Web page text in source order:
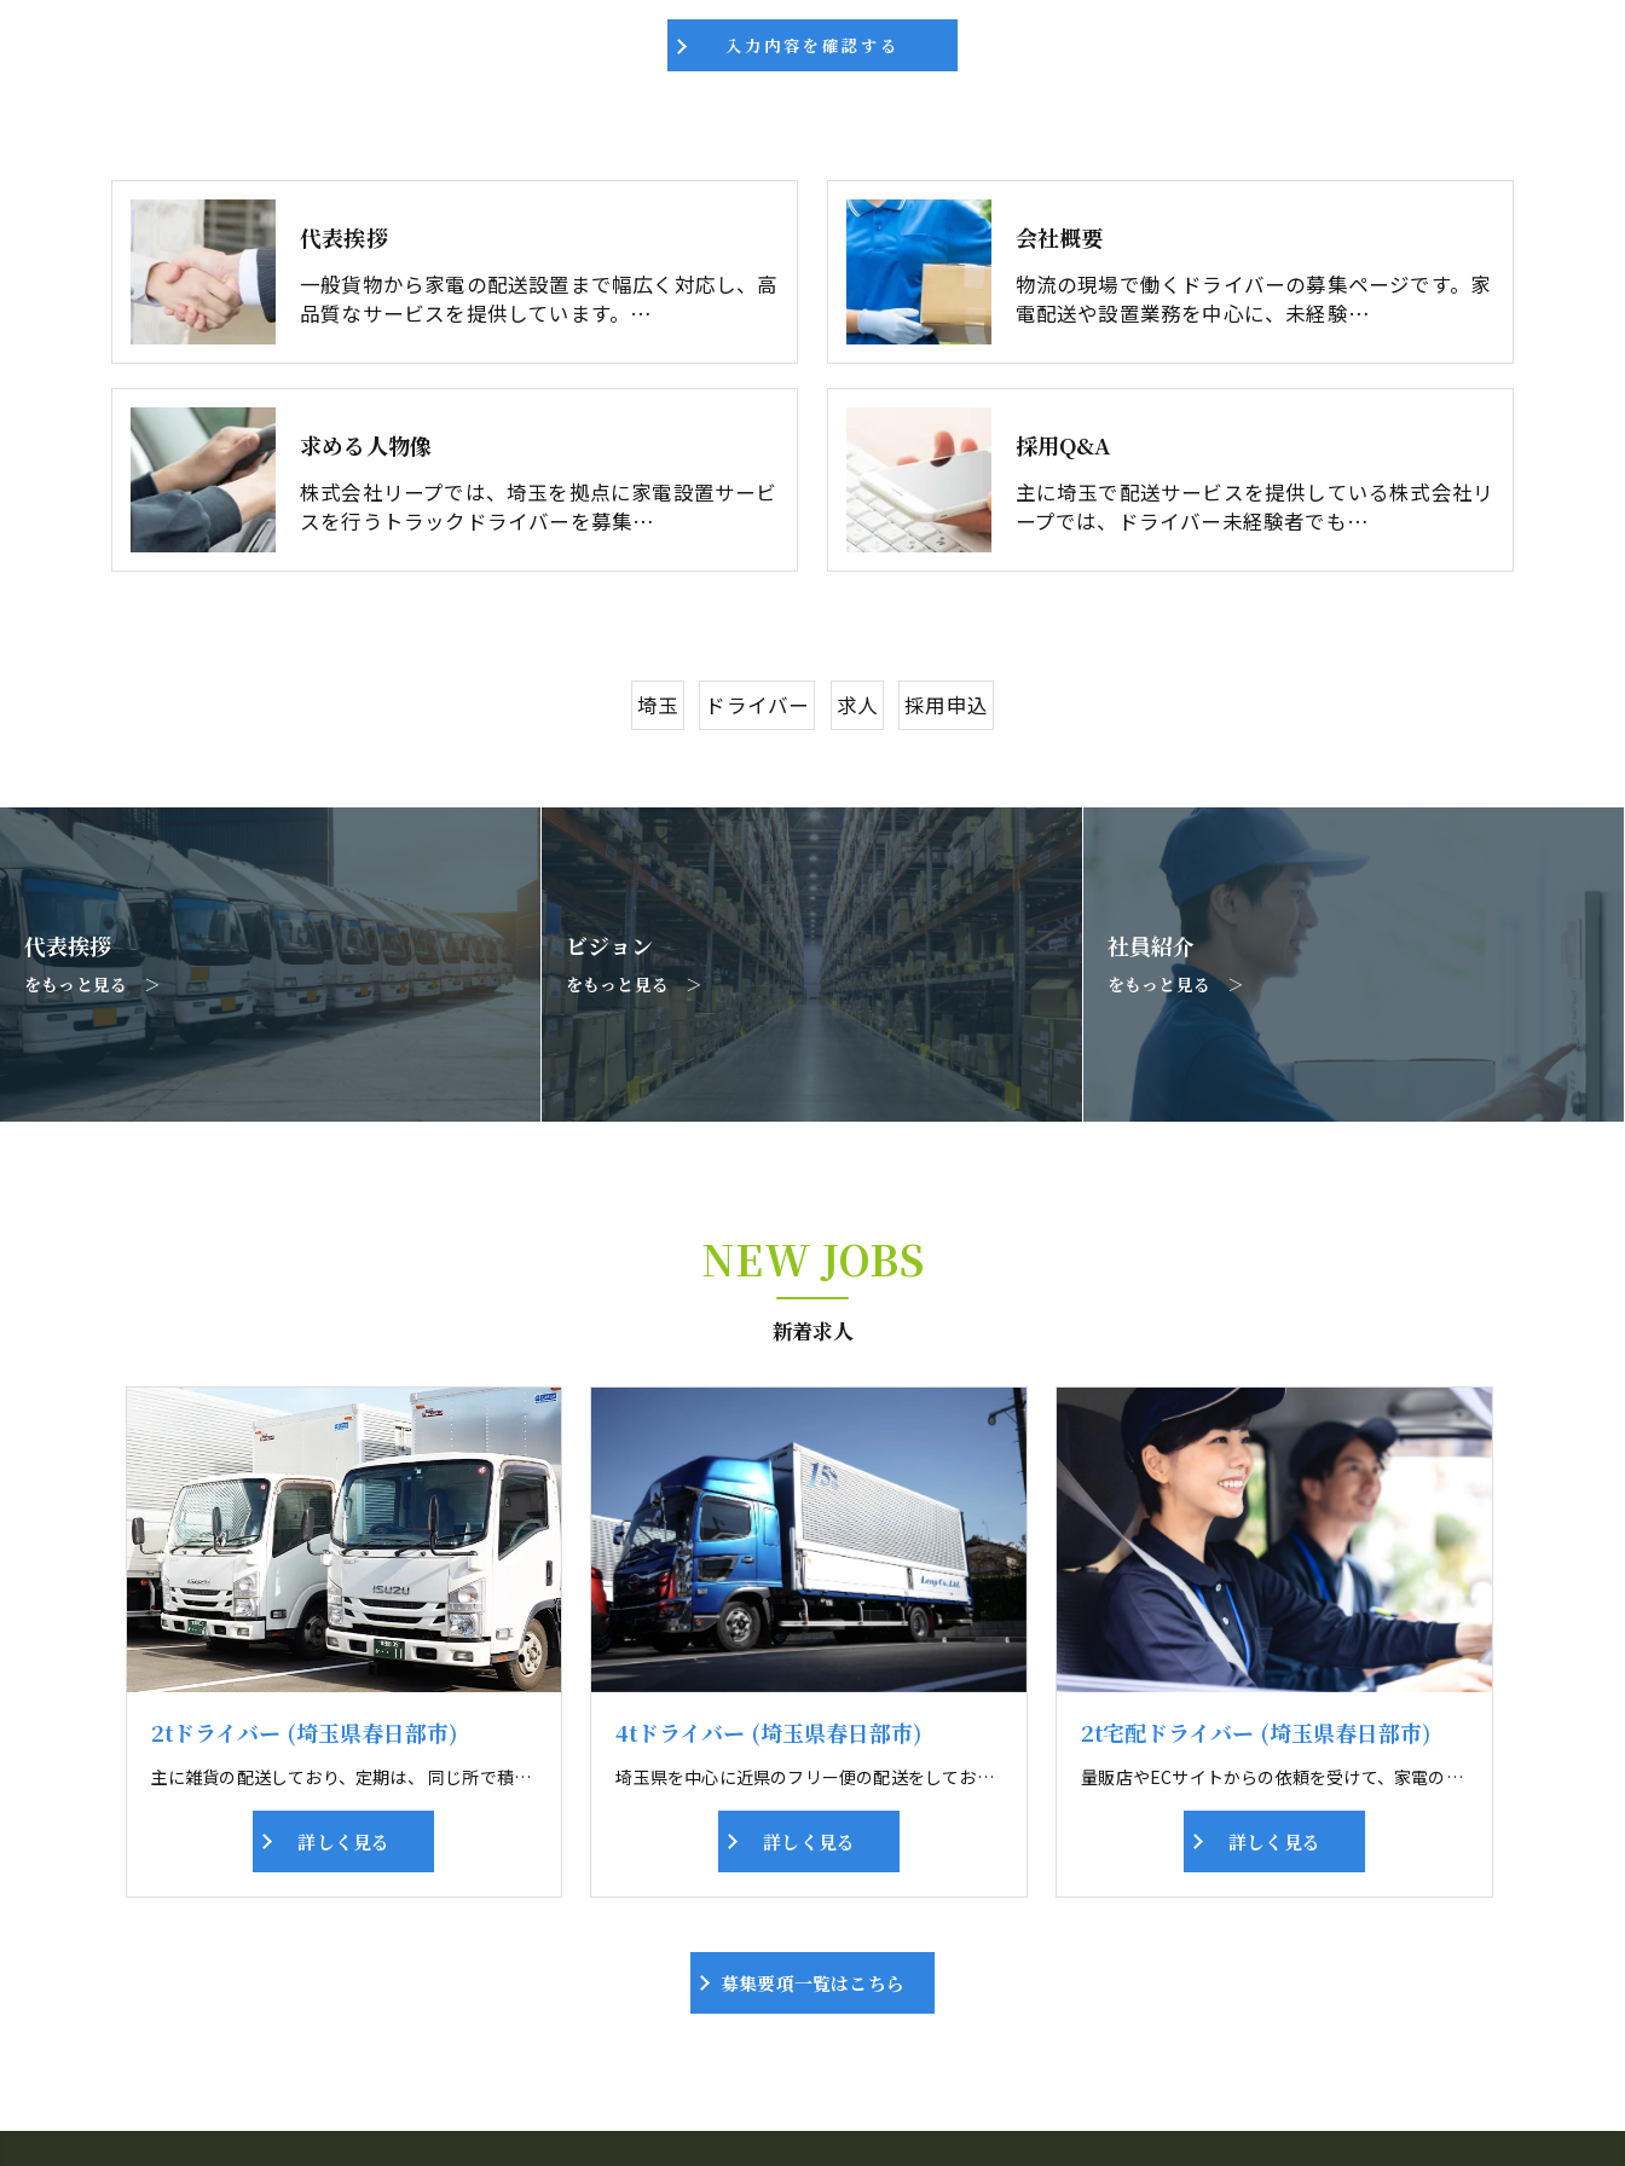
代表挨拶
一般貨物から家電の配送設置まで幅広く対応し、高
品質なサービスを提供しています。…
会社概要
物流の現場で働くドライバーの募集ページです。家
電配送や設置業務を中心に、未経験…
求める人物像
株式会社リープでは、埼玉を拠点に家電設置サービ
スを行うトラックドライバーを募集…
採用Q&A
主に埼玉で配送サービスを提供している株式会社リ
ープでは、ドライバー未経験者でも…
埼玉 ドライバー 求人 採用申込
代表挨拶
をもっと見る ＞
ビジョン
をもっと見る ＞
社員紹介
をもっと見る ＞
新着求人
NEW JOBS
2tドライバー (埼玉県春日部市)
主に雑貨の配送しており、定期は、 同じ所で積んで配送終わったら帰社します。 フリー便は、 毎日違う所へ配送するのでドライブ好きにはピッタリです。 未経験者や女性も活躍しております。運送業界で心配なのが交通事故。 全車デジタコを装着し、スピードの出しすぎや、急ブレーキ、急ハンドルなど 事務所で管理をしております。また毎月安全運転会議も行っています。 ドライバーさん及び、その家族が安心できる職場を目指し取り組んでいます。
詳しく見る
4tドライバー (埼玉県春日部市)
埼玉県を中心に近県のフリー便の配送をしております。 4tトラックにて主に雑貨の配送しております。 フリー便は毎日違う所へ配送するので ドライブ好きにはピッタリです。未経験者も多数活躍しております。 運送業界で心配なのが交通事故。全車デジタコを装着し、スピードの出しすぎや、 急ブレーキ、急ハンドルなど事務所で管理をしております。 また毎月安全運転会議も行っています。ドライバーさん及び、 その家族が安心できる職場を目指し取り組んでいます。
詳しく見る
2t宅配ドライバー (埼玉県春日部市)
量販店やECサイトからの依頼を受けて、家電の配送・設置サービスを行ないます。 配送エリアは春日部市周辺。2人1組で1日12件ほど訪問します。 まずは1週間、先輩2人の仕事に同行して基本を学んだら、次は先輩と2人組に。 自分で設置や接客ができるようになるまで、半年～1年ほどを見込んでいます。 設置、接客が出来るようになったら大幅に給料アップですよ。 毎月、スキルアップや、安全対策の会議も行っています。
詳しく見る
募集要項一覧はこちら